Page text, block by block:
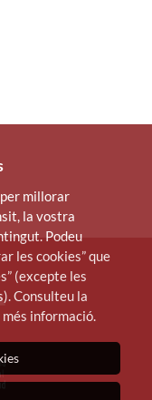
millorar
la vostra
Podeu
les cookies” que
(excepte les
Consulteu la
informació.